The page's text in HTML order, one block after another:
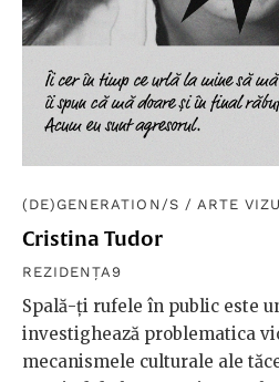
(DE)GENERATION/S / ARTE
Cristina Tudor
REZIDENȚA9
Spală-ți rufele în public este
investighează problematica
mecanismele culturale ale